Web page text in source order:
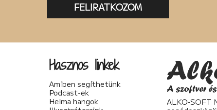
FELIRATKOZOM
Hasznos linkek
Amiben segíthetünk
Podcast-ek
Helma hangok
ALKO-SOFT